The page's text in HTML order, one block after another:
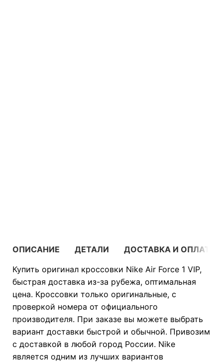
ОПИСАНИЕ ДЕТАЛИ
ДОСТАВКА И ОПЛАТА
Купить оригинал кроссовки Nike Air Force 1 VIP,
быстрая доставка из-за рубежа, оптимальная
цена. Кроссовки только оригинальные, с
проверкой номера от официального
производителя. При заказе вы можете выбрать
вариант доставки быстрой и обычной. Привозим
с доставкой в любой город России. Nike
является одним из лучших вариантов